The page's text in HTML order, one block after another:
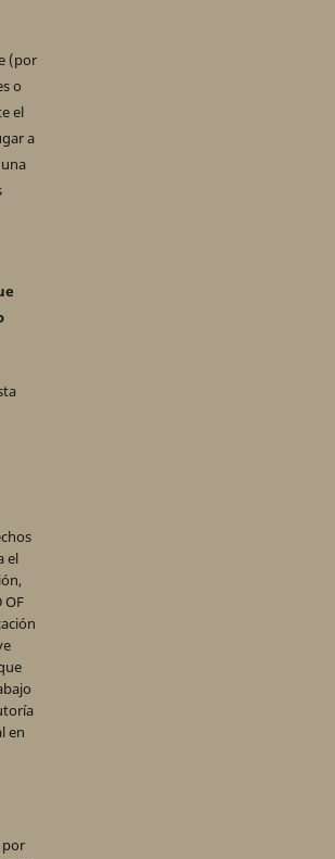
(por
o
el
a
el
OF
en
por